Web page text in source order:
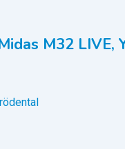
M32 LIVE,